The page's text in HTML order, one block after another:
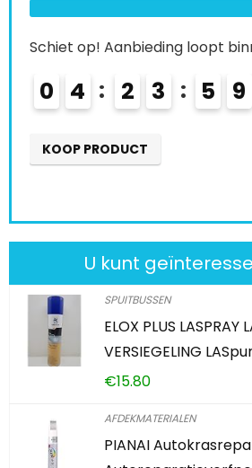
Schiet op! Aanbieding loopt
0 4 2 3 5 9
KOOP PRODUCT
U kunt
SPUITBUSSEN
ELOX PLUS LASPRAY
VERSIEGELING
€15.80
AFDEKMATERIALEN
PIANAI